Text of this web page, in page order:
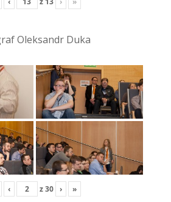
Oleksandr Duka
‹ z30 › »